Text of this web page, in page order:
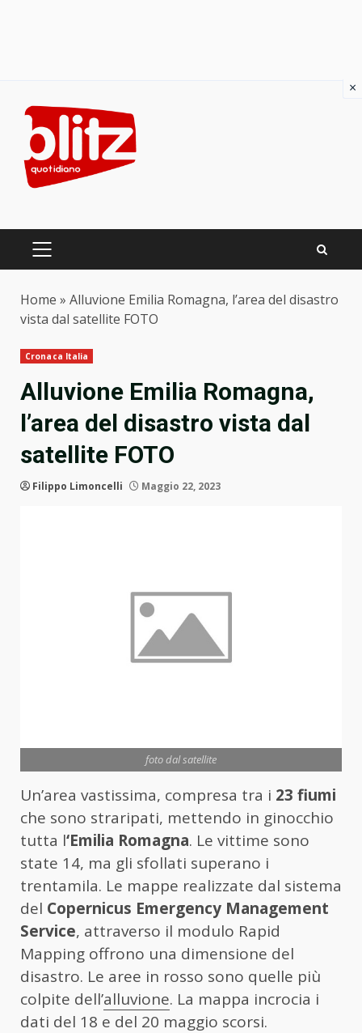
content
PRIMARY
Home » Alluvione Emilia Romagna, l’area del disastro
vista dal satellite FOTO
Cronaca Italia
Alluvione Emilia Romagna,
l’area del disastro vista dal
satellite FOTO
Filippo Limoncelli Maggio 22, 2023
foto dal satellite
Un’area vastissima, compresa tra i 23 fiumi
che sono straripati, mettendo in ginocchio
tutta l‘Emilia Romagna. Le vittime sono
state 14, ma gli sfollati superano i
trentamila. Le mappe realizzate dal sistema
del Copernicus Emergency Management
Service, attraverso il modulo Rapid
Mapping offrono una dimensione del
disastro. Le aree in rosso sono quelle più
colpite dell’alluvione. La mappa incrocia i
dati del 18 e del 20 maggio scorsi.
×